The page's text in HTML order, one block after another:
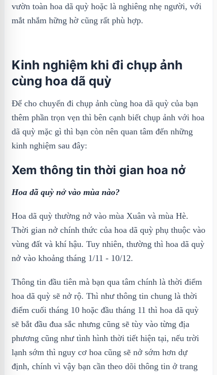
vườn toàn hoa dã quỳ hoặc là nghiêng nhẹ người, với
mắt nhắm hững hờ cũng rất phù hợp.
Kinh nghiệm khi đi chụp ảnh
cùng hoa dã quỳ
Để cho chuyến đi chụp ảnh cùng hoa dã quỳ của bạn
thêm phần trọn vẹn thì bên cạnh biết chụp ảnh với hoa
dã quỳ mặc gì thì bạn còn nên quan tâm đến những
kinh nghiệm sau đây:
Xem thông tin thời gian hoa nở
Hoa dã quỳ nở vào mùa nào?
Hoa dã quỳ thường nở vào mùa Xuân và mùa Hè.
Thời gian nở chính thức của hoa dã quỳ phụ thuộc vào
vùng đất và khí hậu. Tuy nhiên, thường thì hoa dã quỳ
nở vào khoảng tháng 1/11 - 10/12.
Thông tin đầu tiên mà bạn qua tâm chính là thời điểm
hoa dã quỳ sẽ nở rộ. Thì như thông tin chung là thời
điểm cuối tháng 10 hoặc đầu tháng 11 thì hoa dã quỳ
sẽ bắt đầu đua sắc nhưng cũng sẽ tùy vào từng địa
phương cũng như tình hình thời tiết hiện tại, nếu trời
lạnh sớm thì nguy cơ hoa cũng sẽ nở sớm hơn dự
định, chính vì vậy bạn cần theo dõi thông tin ở trang